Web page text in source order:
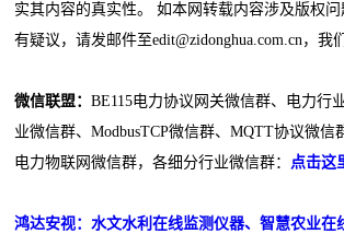
实其内容的真实性。 如本网转载内容涉及版权
有疑议，请发邮件至edit@zidonghua.com.cn，我
微信联盟：BE115电力协议网关微信群、电力行
业微信群、ModbusTCP微信群、MQTT协议微信
电力物联网微信群，各细分行业微信群： 点击这
鸿达安视：水文水利在线监测仪器、智慧农业在